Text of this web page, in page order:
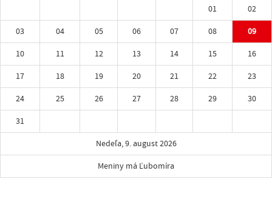
01
02
03
04 05 06 07 08
09
10
11 12 13 14 15
16
17
18 19 20 21 22
23
24
25 26 27 28 29
30
31
Nedeľa, 9. august 2026
Meniny má Ľubomíra